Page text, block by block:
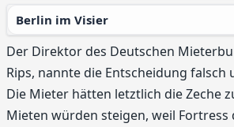
Berlin im Visier
Der Direktor des Deutschen
Rips, nannte die Entscheidung falsch
Die Mieter hätten letztlich die Zeche
Mieten würden steigen, weil Fortress